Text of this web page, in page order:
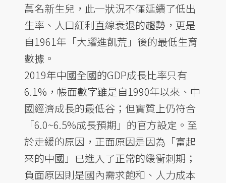
萬名新生兒，此一狀況不僅延續了低出
生率、人口紅利直線衰退的趨勢，更是
自1961年「大躍進飢荒」後的最低生育
數據。
2019年中國全國的GDP成長比率只有
6.1%，帳面數字雖是自1990年以來、中
國經濟成長的最低谷；但實質上仍符合
「6.0~6.5%成長預期」的官方設定。至
於走緩的原因，正面原因是因為「富起
來的中國」已進入了正常的緩衝刺期；
負面原因則是國內需求飽和、人力成本